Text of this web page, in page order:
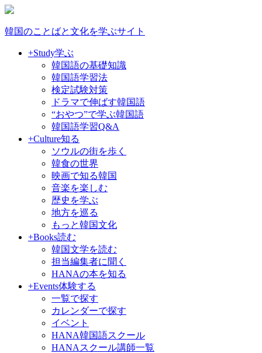
韓国のことばと文化を学ぶサイト
+Study学ぶ
韓国語の基礎知識
韓国語学習法
検定試験対策
ドラマで伸ばす韓国語
“おやつ”で学ぶ韓国語
韓国語学習Q&A
+Culture知る
ソウルの街を歩く
韓食の世界
映画で知る韓国
音楽を楽しむ
歴史を学ぶ
地方を巡る
もっと韓国文化
+Books読む
韓国文学を読む
担当編集者に聞く
HANAの本を知る
+Events体験する
一覧で探す
カレンダーで探す
イベント
HANA韓国語スクール
HANAスクール講師一覧